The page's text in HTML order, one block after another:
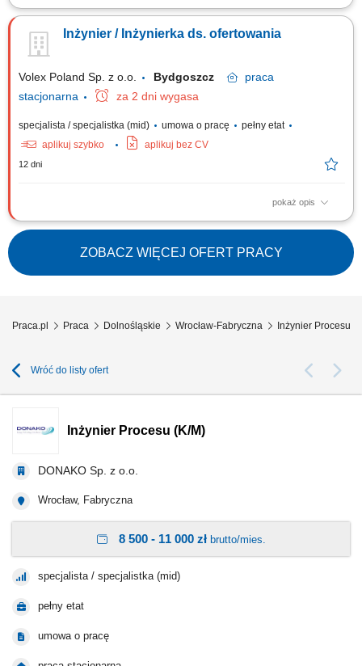
Zakres obowiązków: Wdrażanie, rozwój i utrzymanie systemów
etykietowanie. Integracja systemów produkcyjnych z rozwiązaniami ERP,
MES, WMS oraz innymi systemami biznesowymi i przemysłowymi.
Inżynier / Inżynierka ds. ofertowania
Volex Poland Sp. z o.o. Bydgoszcz
praca
stacjonarna
za 2 dni wygasa
specjalista / specjalistka (mid) umowa o pracę
pełny etat
aplikuj szybko
aplikuj bez CV
12 dni
pokaż opis
Opis stanowiska przygotowywanie kalkulacji kosztowych dla nowych
projektów produkcyjnych, analiza dokumentacji technicznej oraz
wymagań klientów, opracowywanie zestawień materiałowych (BOM) i
weryfikacja ich kompletności, szacowanie czasów produkcji oraz kosztów
procesów technologicznych,...
ZOBACZ WIĘCEJ OFERT PRACY
Praca.pl Praca Dolnośląskie Wrocław-Fabryczna Inżynier Procesu
Wróć do listy ofert
Inżynier Procesu (K/M)
DONAKO Sp. z o.o.
Wrocław, Fabryczna
8 500 - 11 000 złbrutto/mies.
specjalista / specjalistka (mid)
pełny etat
umowa o pracę